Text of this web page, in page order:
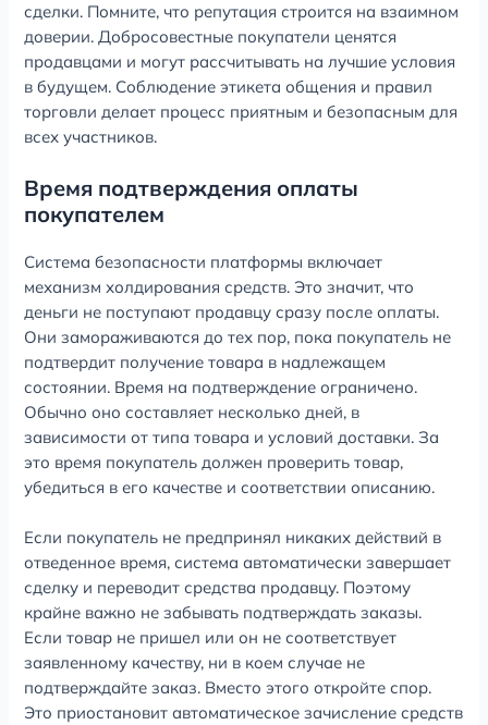
сделки. Помните, что репутация строится на взаимном
доверии. Добросовестные покупатели ценятся
продавцами и могут рассчитывать на лучшие условия
в будущем. Соблюдение этикета общения и правил
торговли делает процесс приятным и безопасным для
всех участников.
Время подтверждения оплаты
покупателем
Система безопасности платформы включает
механизм холдирования средств. Это значит, что
деньги не поступают продавцу сразу после оплаты.
Они замораживаются до тех пор, пока покупатель не
подтвердит получение товара в надлежащем
состоянии. Время на подтверждение ограничено.
Обычно оно составляет несколько дней, в
зависимости от типа товара и условий доставки. За
это время покупатель должен проверить товар,
убедиться в его качестве и соответствии описанию.
Если покупатель не предпринял никаких действий в
отведенное время, система автоматически завершает
сделку и переводит средства продавцу. Поэтому
крайне важно не забывать подтверждать заказы.
Если товар не пришел или он не соответствует
заявленному качеству, ни в коем случае не
подтверждайте заказ. Вместо этого откройте спор.
Это приостановит автоматическое зачисление средств